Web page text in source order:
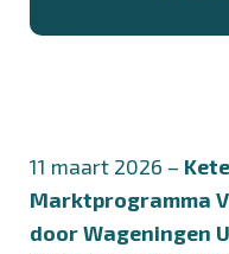
11 maart 2026 –
Marktprogramma
door Wageningen